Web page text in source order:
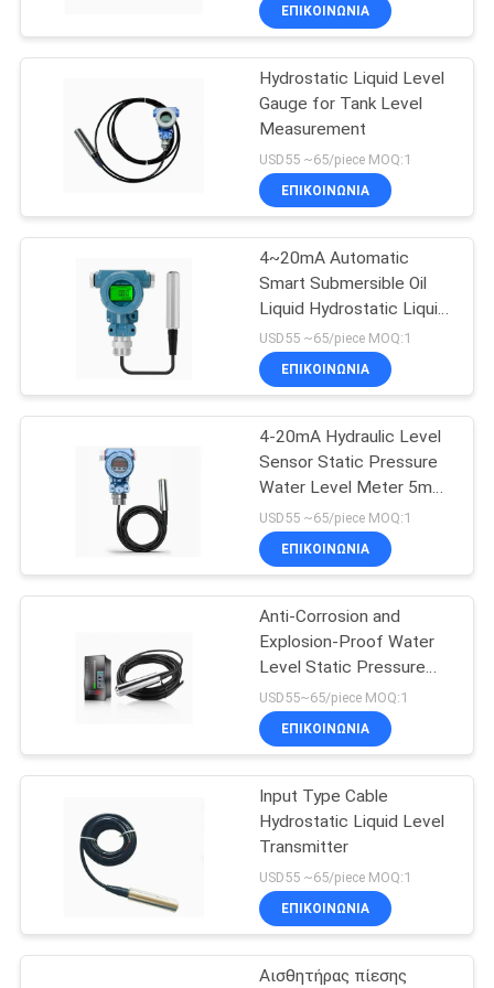
ΠΟΙΟΤΙΚΌΣ
ΈΛΕΓΧΟΣ
ΣΕ
ΕΠΑΦΉ
ΖΗΤΉΣΤΕ
ΈΝΑ
ΑΠΌΣΠΑΣΜΑ
SITEMAP
ΠΟΛΙΤΙΚΉ
κύτταρο φορτίων
ακτίνων κουράς
παράλληλο
κύτταρο φορτίων
ακτίνων
Μίλησε το κύτταρο
φορτίων τύπων
55
Κύτταρο φορτίων
τύπων του S
60
ΕΠΙΚΟΙΝΩΝΊΑ
Hydrostatic Liquid Level
Gauge for Tank Level
Measurement
USD55 ~65/piece MOQ:1
ΕΠΙΚΟΙΝΩΝΊΑ
4~20mA Automatic
Smart Submersible Oil
Liquid Hydrostatic Liquid
Level Gauge
USD55 ~65/piece MOQ:1
ΕΠΙΚΟΙΝΩΝΊΑ
4-20mA Hydraulic Level
Sensor Static Pressure
Water Level Meter 5m
Range Liquid Level
Transmitter Tank Pool
River Level Gauge
USD55 ~65/piece MOQ:1
ΕΠΙΚΟΙΝΩΝΊΑ
Anti-Corrosion and
Explosion-Proof Water
Level Static Pressure
Input Level Transmitter
USD55~65/piece MOQ:1
ΕΠΙΚΟΙΝΩΝΊΑ
Input Type Cable
Hydrostatic Liquid Level
Transmitter
USD55 ~65/piece MOQ:1
ΕΠΙΚΟΙΝΩΝΊΑ
Αισθητήρας πίεσης